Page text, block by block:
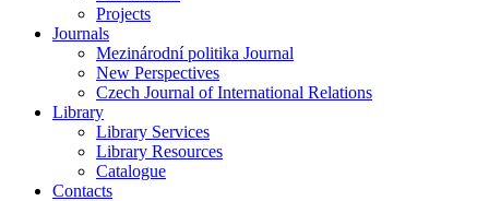
Projects
Journals
Mezinárodní politika Journal
New Perspectives
Czech Journal of International Relations
Library
Library Services
Library Resources
Catalogue
Contacts